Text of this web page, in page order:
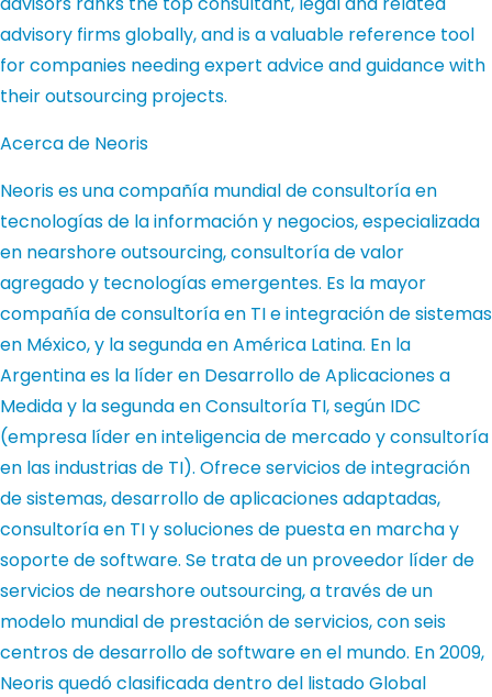
advisory firms globally, and is a valuable reference tool
for companies needing expert advice and guidance with
their outsourcing projects.
Acerca de Neoris
Neoris es una compañía mundial de consultoría en
tecnologías de la información y negocios, especializada
en nearshore outsourcing, consultoría de valor
agregado y tecnologías emergentes. Es la mayor
compañía de consultoría en TI e integración de sistemas
en México, y la segunda en América Latina. En la
Argentina es la líder en Desarrollo de Aplicaciones a
Medida y la segunda en Consultoría TI, según IDC
(empresa líder en inteligencia de mercado y consultoría
en las industrias de TI). Ofrece servicios de integración
de sistemas, desarrollo de aplicaciones adaptadas,
consultoría en TI y soluciones de puesta en marcha y
soporte de software. Se trata de un proveedor líder de
servicios de nearshore outsourcing, a través de un
modelo mundial de prestación de servicios, con seis
centros de desarrollo de software en el mundo. En 2009,
Neoris quedó clasificada dentro del listado Global